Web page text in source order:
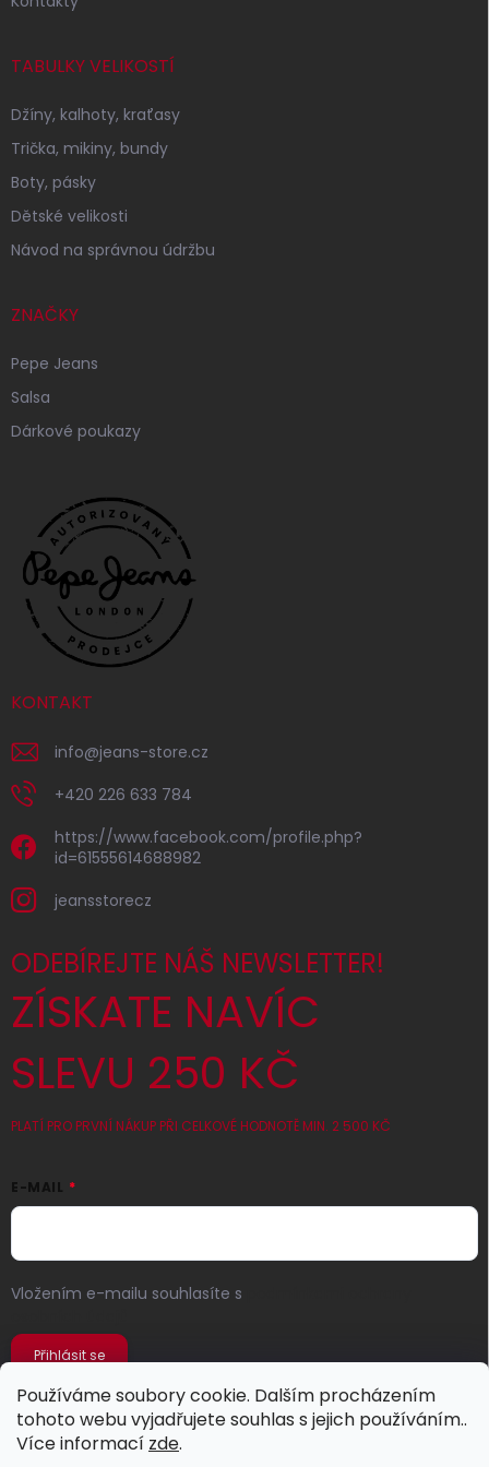
Používáme soubory cookie. Dalším procházením
tohoto webu vyjadřujete souhlas s jejich používáním..
Více informací zde.
TABULKY VELIKOSTÍ
Džíny, kalhoty, kraťasy
Trička, mikiny, bundy
Boty, pásky
Dětské velikosti
Návod na správnou údržbu
ZNAČKY
Pepe Jeans
Salsa
Dárkové poukazy
KONTAKT
info@jeans-store.cz
+420 226 633 784
https://www.facebook.com/profile.php?
id=61555614688982
jeansstorecz
ODEBÍREJTE NÁŠ NEWSLETTER!
ZÍSKATE NAVÍC
SLEVU 250 KČ
PLATÍ PRO PRVNÍ NÁKUP PŘI CELKOVÉ HODNOTĚ MIN. 2 500 KČ
E-MAIL
Vložením e-mailu souhlasíte s
Přihlásit se